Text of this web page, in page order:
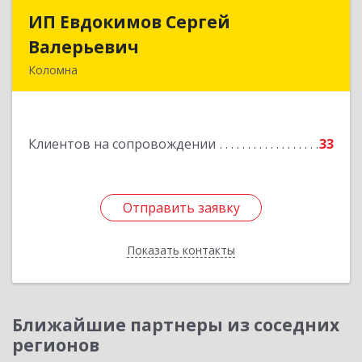
ИП Евдокимов Сергей
Валерьевич
Коломна
Клиентов на сопровождении 33
Отправить заявку
Показать контакты
ИП Евдокимов Сергей
Подробнее
Отправить заявку
Назад
Ближайшие партнеры из соседних
регионов